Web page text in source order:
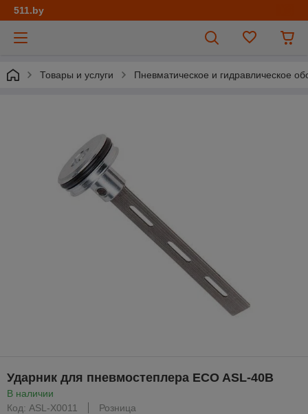
511.by
Товары и услуги Пневматическое и гидравлическое
Ударник для пневмостеплера ECO ASL-40B
В наличии
Код: ASL-X0011
Розница